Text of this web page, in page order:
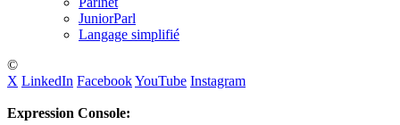
JuniorParl
Langage simplifié
©
X LinkedIn FacebookYouTube Instagram
Expression Console: